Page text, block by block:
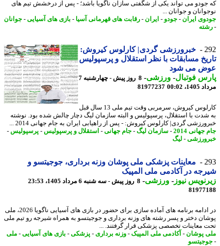
می تواند یکی از شگفتی سازان ناگویا باشد؛ - پس از درخشش تیم های
و جوانان ...
ایران - جودو-ایران - رقابت های قهرمانی آسیا -بازی های آسیایی-جوانان
خبرورزشی گردی| کارلوس کیروش:
مسابقات با نظر استقلال و پرسپولیس
می شود
فوتبال-ورزشی-
8 روز پیش - چهارشنبه 7
00:02
81977237
کارلوس کیروش، سرمربی وقت تیم ملی 13 سال قبل
با استقلال، پرسپولیس و البته سازمان لیگ دچار چالش شده بود. نوشته
گردی| کارلوس کیروش: - پس از راهیابی ایران به جام جهانی 2014 ...
2014
-سازمان لیگ -جام جهانی-استقلال و پرسپولیس-پرسپولیس-
-لیگ
معاینات پزشکی ملی پوشان وزنه برداری، جوجیتسو و
در آکادمی ملی المپیک
نیوز-ورزشی-8 روز پیش - سه شنبه 6 مرداد 1405، 23:53
در ادامه برنامه های آماده سازی برای حضور در بازی های آسیایی ناگویا 2026، ملی
دختر و پسر رشته های وزنه برداری و جوجیتسو به همراه شیرجه رو تیم ملی
معاینات تخصصی پزشکی قرار گرفتند. ...
پوشان-آکادمی ملی المپیک-وزنه برداری- پزشکی-بازی های آسیایی-ملی